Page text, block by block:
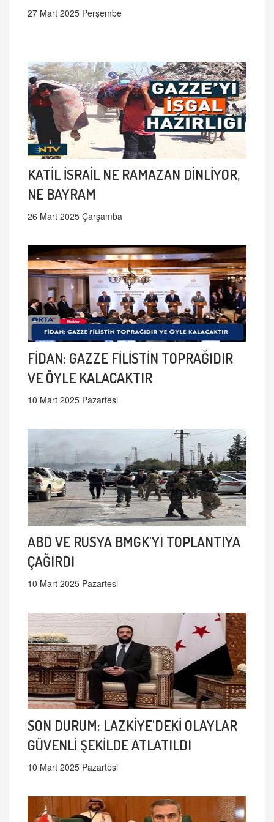
27 Mart 2025 Perşembe
KATİL İSRAİL NE RAMAZAN DİNLİYOR,
NE BAYRAM
26 Mart 2025 Çarşamba
FİDAN: GAZZE FİLİSTİN TOPRAĞIDIR
VE ÖYLE KALACAKTIR
10 Mart 2025 Pazartesi
ABD VE RUSYA BMGK'YI TOPLANTIYA
ÇAĞIRDI
10 Mart 2025 Pazartesi
SON DURUM: LAZKİYE'DEKİ OLAYLAR
GÜVENLİ ŞEKİLDE ATLATILDI
10 Mart 2025 Pazartesi